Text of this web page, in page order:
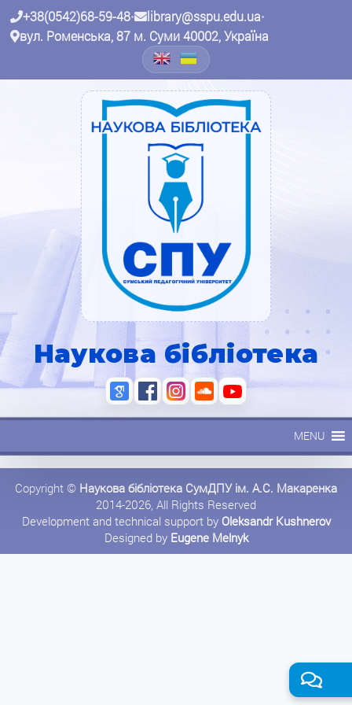
+38(0542)68-59-48• library@sspu.edu.ua•
вул. Роменська, 87 м. Суми 40002, Україна
Наукова бібліотека
MENU
Copyright © Наукова бібліотека СумДПУ ім. А.С. Макаренка
2014-2026, All Rights Reserved
Development and technical support by Oleksandr Kushnerov
Designed by Eugene Melnyk